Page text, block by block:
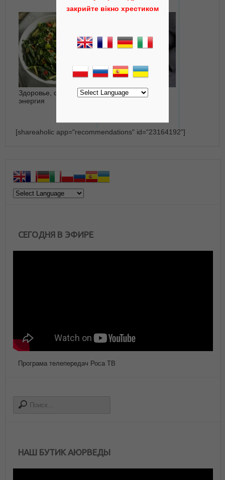
Здоровье, сила и
энергия
Самые частые
[shareaholic app="recommendations" id="23164192"]
СЕГОДНЯ В ЭФИРЕ
Програма телепередач Роса ТВ
НАШ БУТИК АЮРВЕДЫ
закрийте вікно хрестиком